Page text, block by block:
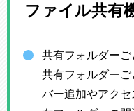
ファイル共有
共有フォルダー
共有フォルダー
バー追加やアク